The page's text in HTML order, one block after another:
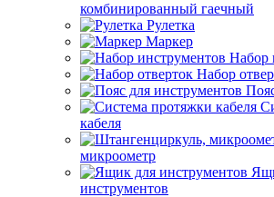
комбинированный гаечный
Рулетка
Маркер
Набор
Набор
кабеля
микроометр
инструментов